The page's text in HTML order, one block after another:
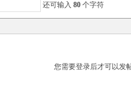
还可输入80 个字符
您需要登录后才可以发